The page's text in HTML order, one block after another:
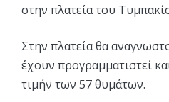
στην πλατεία του
Στην πλατεία θα
έχουν προγραμματιστεί
τιμήν των 57 θυμάτων.